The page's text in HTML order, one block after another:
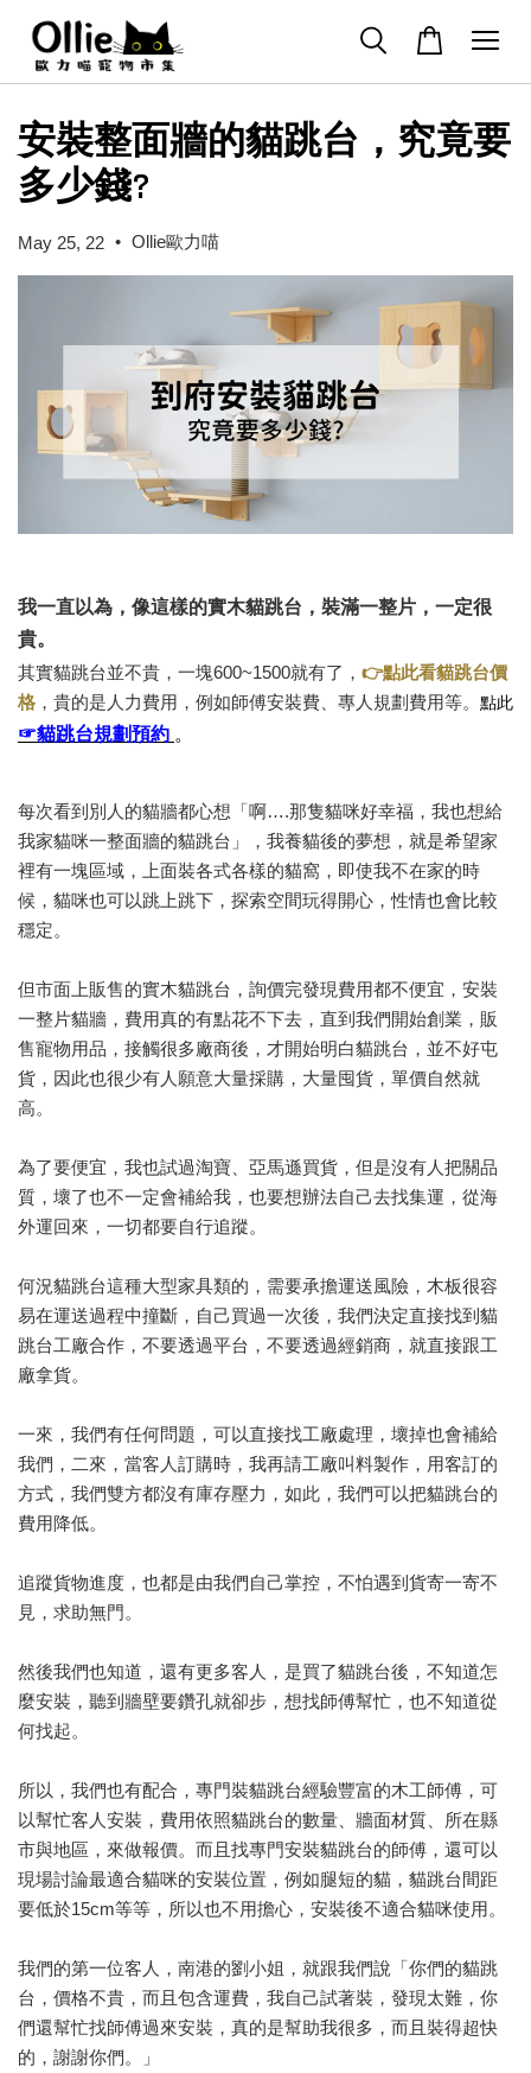
安裝整面牆的貓跳台，究竟要
多少錢?
May 25, 22 • Ollie歐力喵
我一直以為，像這樣的實木貓跳台，裝滿一整片，一定很
貴。
其實貓跳台並不貴，一塊600~1500就有了， 👉點此看貓跳台價
格 ，貴的是人力費用，例如師傅安裝費、專人規劃費用等。 點此
☞貓跳台規劃預約 。
每次看到別人的貓牆都心想「啊….那隻貓咪好幸福，我也想給
我家貓咪一整面牆的貓跳台」，我養貓後的夢想，就是希望家
裡有一塊區域，上面裝各式各樣的貓窩，即使我不在家的時
候，貓咪也可以跳上跳下，探索空間玩得開心，性情也會比較
穩定。
但市面上販售的實木貓跳台，詢價完發現費用都不便宜，安裝
一整片貓牆，費用真的有點花不下去，直到我們開始創業，販
售寵物用品，接觸很多廠商後，才開始明白貓跳台，並不好屯
貨，因此也很少有人願意大量採購，大量囤貨，單價自然就
高。
為了要便宜，我也試過淘寶、亞馬遜買貨，但是沒有人把關品
質，壞了也不一定會補給我，也要想辦法自己去找集運，從海
外運回來，一切都要自行追蹤。
何況貓跳台這種大型家具類的，需要承擔運送風險，木板很容
易在運送過程中撞斷，自己買過一次後，我們決定直接找到貓
跳台工廠合作，不要透過平台，不要透過經銷商，就直接跟工
廠拿貨。
一來，我們有任何問題，可以直接找工廠處理，壞掉也會補給
我們，二來，當客人訂購時，我再請工廠叫料製作，用客訂的
方式，我們雙方都沒有庫存壓力，如此，我們可以把貓跳台的
費用降低。
追蹤貨物進度，也都是由我們自己掌控，不怕遇到貨寄一寄不
見，求助無門。
然後我們也知道，還有更多客人，是買了貓跳台後，不知道怎
麼安裝，聽到牆壁要鑽孔就卻步，想找師傅幫忙，也不知道從
何找起。
所以，我們也有配合，專門裝貓跳台經驗豐富的木工師傅，可
以幫忙客人安裝，費用依照貓跳台的數量、牆面材質、所在縣
市與地區，來做報價。而且找專門安裝貓跳台的師傅，還可以
現場討論最適合貓咪的安裝位置，例如腿短的貓，貓跳台間距
要低於15cm等等，所以也不用擔心，安裝後不適合貓咪使用。
我們的第一位客人，南港的劉小姐，就跟我們說「你們的貓跳
台，價格不貴，而且包含運費，我自己試著裝，發現太難，你
們還幫忙找師傅過來安裝，真的是幫助我很多，而且裝得超快
的，謝謝你們。」